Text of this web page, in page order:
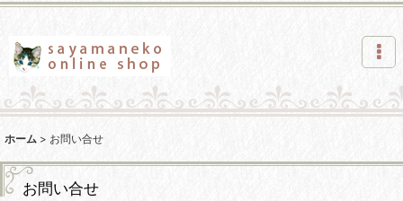
ホーム > お問い合せ
お問い合せ